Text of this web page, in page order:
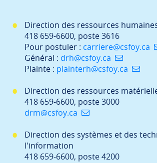
Direction des ressources
418 659-6600, poste 3616
Pour postuler : carriere@csfoy.ca
Général : drh@csfoy.ca
Plainte : plainterh@csfoy.ca
Direction des ressources
418 659-6600, poste 3000
drm@csfoy.ca
Direction des systèmes et des
l'information
418 659-6600, poste 4200